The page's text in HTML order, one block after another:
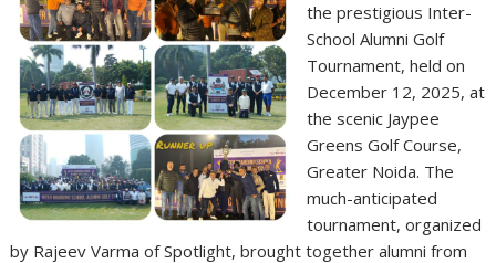
the prestigious Inter-
School Alumni Golf
Tournament, held on
December 12, 2025, at
the scenic Jaypee
Greens Golf Course,
Greater Noida. The
much-anticipated
tournament, organized
by Rajeev Varma of Spotlight, brought together alumni from